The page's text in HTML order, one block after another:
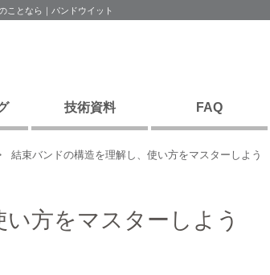
ことなら｜パンドウイット
技術資料 FAQ
結束バンドの構造を理解し、使い方をマスターしよう
方をマスターしよう